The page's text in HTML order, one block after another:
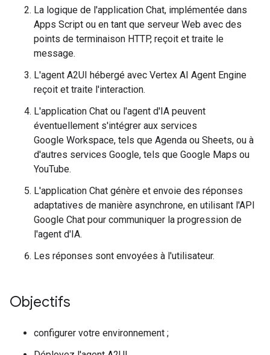
La logique de l'application Chat, implémentée dans
Apps Script ou en tant que serveur Web avec des
points de terminaison HTTP, reçoit et traite le
message.
L'agent A2UI hébergé avec Vertex AI Agent Engine
reçoit et traite l'interaction.
L'application Chat ou l'agent d'IA peuvent
éventuellement s'intégrer aux services
Google Workspace, tels que Agenda ou Sheets, ou à
d'autres services Google, tels que Google Maps ou
YouTube.
L'application Chat génère et envoie des réponses
adaptatives de manière asynchrone, en utilisant l'API
Google Chat pour communiquer la progression de
l'agent d'IA.
Les réponses sont envoyées à l'utilisateur.
Objectifs
configurer votre environnement ;